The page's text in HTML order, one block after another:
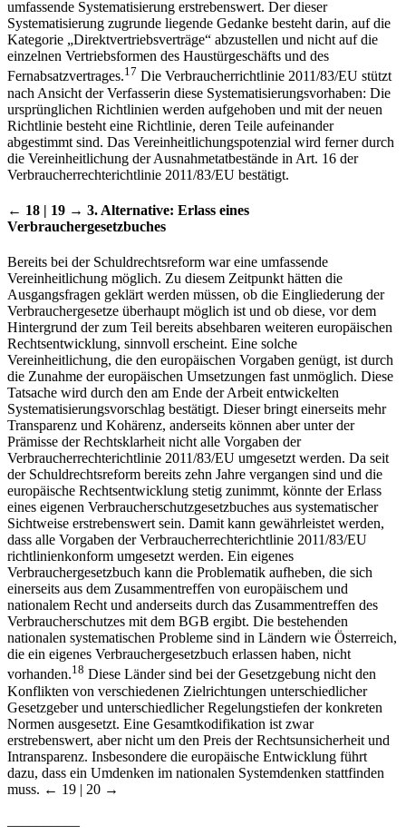
umfassende Systematisierung erstrebenswert. Der dieser
Systematisierung zugrunde liegende Gedanke besteht darin, auf die
Kategorie „Direktvertriebsverträge“ abzustellen und nicht auf die
einzelnen Vertriebsformen des Haustürgeschäfts und des
Fernabsatzvertrages.17 Die Verbraucherrichtlinie 2011/83/EU stützt
nach Ansicht der Verfasserin diese Systematisierungsvorhaben: Die
ursprünglichen Richtlinien werden aufgehoben und mit der neuen
Richtlinie besteht eine Richtlinie, deren Teile aufeinander
abgestimmt sind. Das Vereinheitlichungspotenzial wird ferner durch
die Vereinheitlichung der Ausnahmetatbestände in Art. 16 der
Verbraucherrechterichtlinie 2011/83/EU bestätigt.
← 18 | 19 → 3. Alternative: Erlass eines
Verbrauchergesetzbuches
Bereits bei der Schuldrechtsreform war eine umfassende
Vereinheitlichung möglich. Zu diesem Zeitpunkt hätten die
Ausgangsfragen geklärt werden müssen, ob die Eingliederung der
Verbrauchergesetze überhaupt möglich ist und ob diese, vor dem
Hintergrund der zum Teil bereits absehbaren weiteren europäischen
Rechtsentwicklung, sinnvoll erscheint. Eine solche
Vereinheitlichung, die den europäischen Vorgaben genügt, ist durch
die Zunahme der europäischen Umsetzungen fast unmöglich. Diese
Tatsache wird durch den am Ende der Arbeit entwickelten
Systematisierungsvorschlag bestätigt. Dieser bringt einerseits mehr
Transparenz und Kohärenz, anderseits können aber unter der
Prämisse der Rechtsklarheit nicht alle Vorgaben der
Verbraucherrechterichtlinie 2011/83/EU umgesetzt werden. Da seit
der Schuldrechtsreform bereits zehn Jahre vergangen sind und die
europäische Rechtsentwicklung stetig zunimmt, könnte der Erlass
eines eigenen Verbraucherschutzgesetzbuches aus systematischer
Sichtweise erstrebenswert sein. Damit kann gewährleistet werden,
dass alle Vorgaben der Verbraucherrechterichtlinie 2011/83/EU
richtlinienkonform umgesetzt werden. Ein eigenes
Verbrauchergesetzbuch kann die Problematik aufheben, die sich
einerseits aus dem Zusammentreffen von europäischem und
nationalem Recht und anderseits durch das Zusammentreffen des
Verbraucherschutzes mit dem BGB ergibt. Die bestehenden
nationalen systematischen Probleme sind in Ländern wie Österreich,
die ein eigenes Verbrauchergesetzbuch erlassen haben, nicht
vorhanden.18 Diese Länder sind bei der Gesetzgebung nicht den
Konflikten von verschiedenen Zielrichtungen unterschiedlicher
Gesetzgeber und unterschiedlicher Regelungstiefen der konkreten
Normen ausgesetzt. Eine Gesamtkodifikation ist zwar
erstrebenswert, aber nicht um den Preis der Rechtsunsicherheit und
Intransparenz. Insbesondere die europäische Entwicklung führt
dazu, dass ein Umdenken im nationalen Systemdenken stattfinden
muss. ← 19 | 20 →